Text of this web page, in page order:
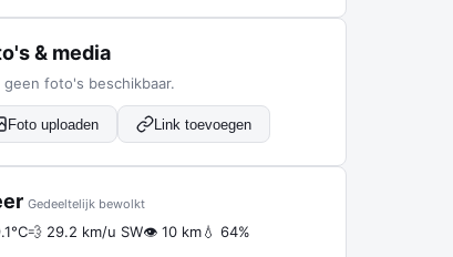
& media
geen foto's beschikbaar.
Foto uploaden Link toevoegen
Gedeeltelijk bewolkt
💨 29.2 km/u SW👁 10 km💧 64%